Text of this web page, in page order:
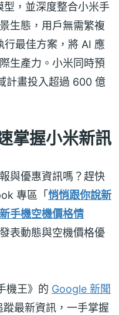
，並深度整合小米手
生態，用戶無需繁複
行最佳方案，將 AI 應
生產力。小米同時預
計畫投入超過 600 億
掌握小米新訊
與優惠資訊嗎？趕快
專區「 悄悄跟你說新
手機空機價格情
表動態與空機價格優
機王》的 Google 新聞
蹤最新資訊，一手掌握